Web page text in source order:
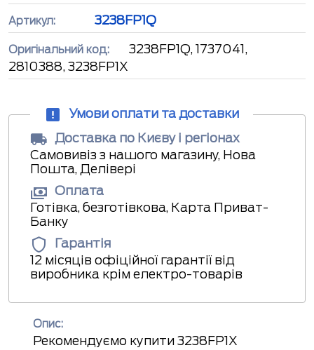
Артикул: 3238FP1Q
Оригінальний код:
3238FP1Q, 1737041,
2810388, 3238FP1X
Умови оплати та доставки
Доставка по Києву і регіонах
Самовивіз з нашого магазину, Нова
Пошта, Делівері
Оплата
Готівка, безготівкова, Карта Приват-
Банку
Гарантія
12 місяців офіційної гарантії від
виробника крім електро-товарів
Опис:
Рекомендуємо купити 3238FP1X